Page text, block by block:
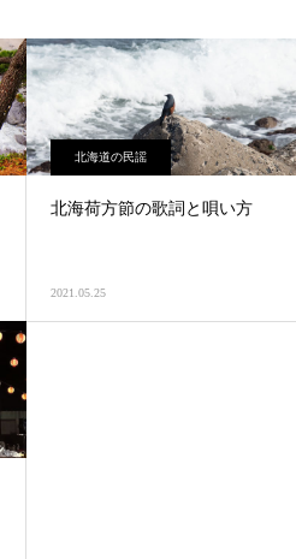
北海道の民謡
北海荷方節の歌詞と唄い方
2021.05.25